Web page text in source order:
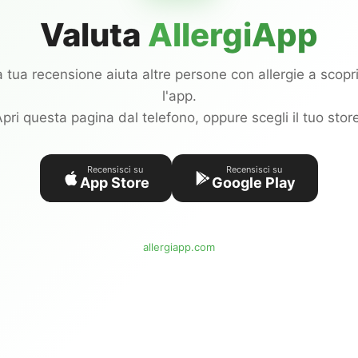
Valuta AllergiApp
tua recensione aiuta altre persone con allergie a
l'app.
questa pagina dal telefono, oppure scegli il tuo
Recensisci su
App Store
Recensisci su
Google Play
allergiapp.com